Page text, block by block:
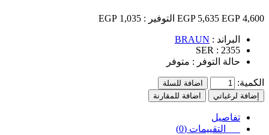
4,600 EGP
5,635 EGP التوفير : 1,035 EGP
البراند : BRAUN
SER : 2355
حالة التوفر : متوفر
الكمية:
اضافة للسلة
إضافة لرغباتي
اضافة للمقارنة
تفاصيل
التقييمات (0)